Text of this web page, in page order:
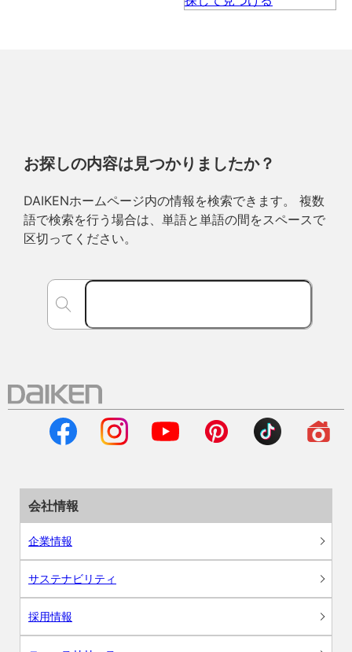
お探しの内容は見つかりましたか？
DAIKENホームページ内の情報を検索できます。 複数
語で検索を行う場合は、単語と単語の間をスペースで
区切ってください。
会社情報
企業情報
サステナビリティ
採用情報